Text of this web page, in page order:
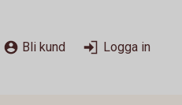
Bli kund Logga in